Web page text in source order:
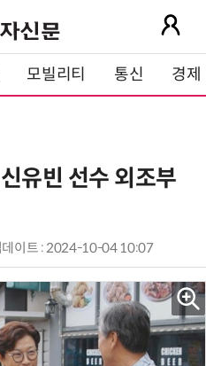
모빌리티 통신 경제
유빈 선수 외조부
데이트 : 2024-10-04 10:07